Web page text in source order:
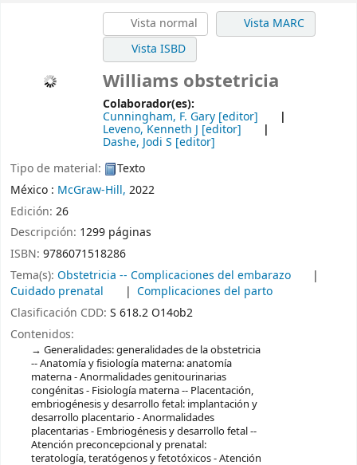
Vista normal
Vista MARC
Vista ISBD
Williams obstetricia
Colaborador(es):
Cunningham, F. Gary [editor]
Leveno, Kenneth J [editor]
Dashe, Jodi S [editor]
Tipo de material:
Texto
México : McGraw-Hill, 2022
Edición: 26
Descripción: 1299 páginas
ISBN: 9786071518286
Tema(s): Obstetricia -- Complicaciones del embarazo
Cuidado prenatal
Complicaciones del parto
Clasificación CDD: S 618.2 O14ob2
Contenidos:
Generalidades: generalidades de la obstetricia
-- Anatomía y fisiología materna: anatomía
materna - Anormalidades genitourinarias
congénitas - Fisiología materna -- Placentación,
embriogénesis y desarrollo fetal: implantación y
desarrollo placentario - Anormalidades
placentarias - Embriogénesis y desarrollo fetal --
Atención preconcepcional y prenatal:
teratología, teratógenos y fetotóxicos - Atención